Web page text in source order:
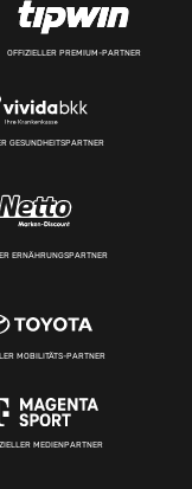
OFFIZIELLER PREMIUM-PARTNER
GESUNDHEITSPARTNER
ERNÄHRUNGSPARTNER
MOBILITÄTS-PARTNER
MEDIENPARTNER